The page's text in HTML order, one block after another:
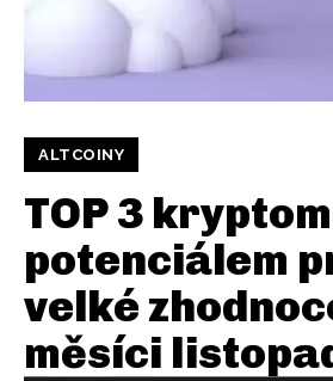
ALTCOINY
TOP 3
potenciálem
velké
měsíci